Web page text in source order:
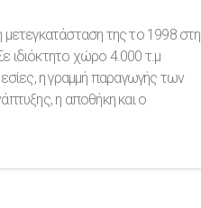
μετεγκατάσταση της το 1998 στη
ιδιόκτητο χώρο 4.000 τ.μ
η γραμμή παραγωγής των
η αποθήκη και ο